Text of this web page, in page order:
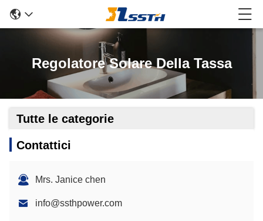
Regolatore Solare Della Tassa
Tutte le categorie
Contattici
Mrs. Janice chen
info@ssthpower.com